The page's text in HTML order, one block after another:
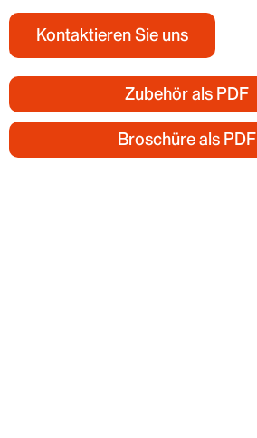
Kontaktieren Sie uns
Zubehör als PDF
Broschüre als PDF